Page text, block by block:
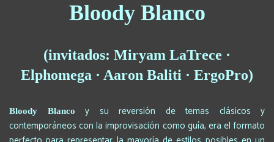
Bloody Blanco
(invitados: Miryam LaTrece ·
Elphomega · Aaron Baliti · ErgoPro)
Bloody Blanco
y su reversión de temas clásicos y
contemporáneos con la improvisación como guía, era el formato